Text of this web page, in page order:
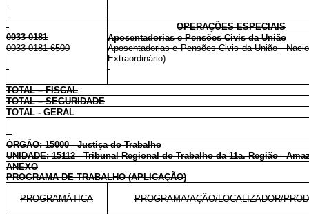
OPERAÇÕES ESPECIAIS
0033 0181
Aposentadorias e Pensões Civis da União
0033 0181 6500
Aposentadorias e Pensões Civis da União -
Extraordinário)
TOTAL – FISCAL
TOTAL – SEGURIDADE
TOTAL - GERAL
ÓRGÃO: 15000 - Justiça do Trabalho
UNIDADE: 15112 - Tribunal Regional do Trabalho da 11a. Região -
ANEXO
PROGRAMA DE TRABALHO (APLICAÇÃO)
PROGRAMÁTICA PROGRAMA/AÇÃO/LOCALIZADOR/